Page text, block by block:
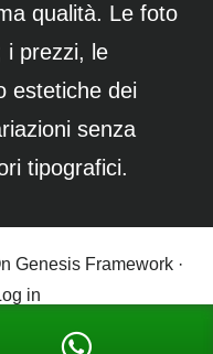
qualità. Le foto
i prezzi, le
estetiche dei
senza
tipografici.
Genesis Framework ·
in